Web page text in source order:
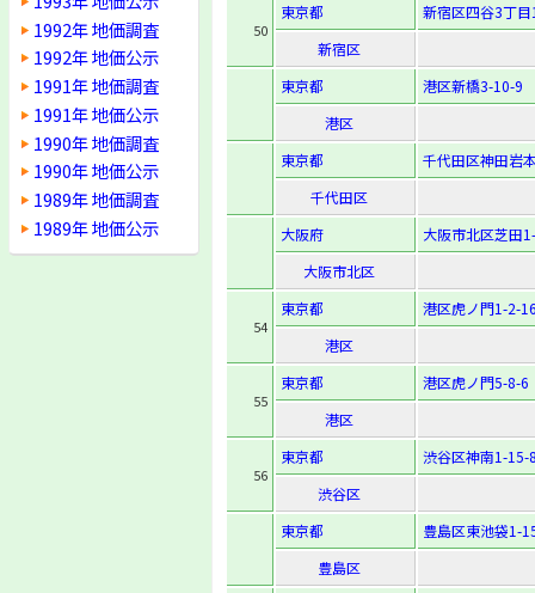
1992年 地価調査
1992年 地価公示
1991年 地価調査
1991年 地価公示
1990年 地価調査
1990年 地価公示
1989年 地価調査
1989年 地価公示
50
東京都
新宿区四谷3丁
新宿区
東京都
港区新橋3-10-9
港区
東京都
千代田区神田岩
千代田区
大阪府
大阪市北区芝田
大阪市北区
54
東京都
港区虎ノ門1-2-
港区
55
東京都
港区虎ノ門5-8-6
港区
56
東京都
渋谷区神南1-15-
渋谷区
東京都
豊島区東池袋1-
豊島区